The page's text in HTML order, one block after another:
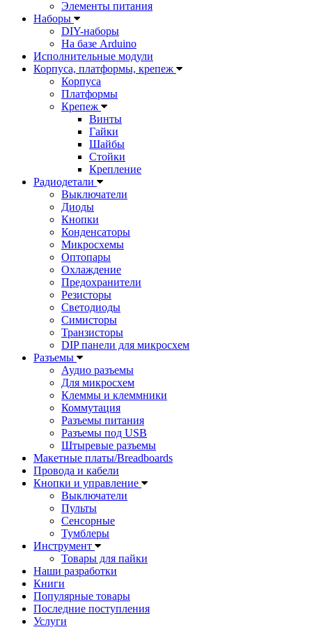
Элементы питания
Наборы
DIY-наборы
На базе Arduino
Исполнительные модули
Корпуса, платформы, крепеж
Корпуса
Платформы
Крепеж
Винты
Гайки
Шайбы
Стойки
Крепление
Радиодетали
Выключатели
Диоды
Кнопки
Конденсаторы
Микросхемы
Оптопары
Охлаждение
Предохранители
Резисторы
Светодиоды
Симисторы
Транзисторы
DIP панели для микросхем
Разъемы
Аудио разъемы
Для микросхем
Клеммы и клеммники
Коммутация
Разъемы питания
Разъемы под USB
Штыревые разъемы
Макетные платы/Breadboards
Провода и кабели
Кнопки и управление
Выключатели
Пульты
Сенсорные
Тумблеры
Инструмент
Товары для пайки
Наши разработки
Книги
Популярные товары
Последние поступления
Услуги